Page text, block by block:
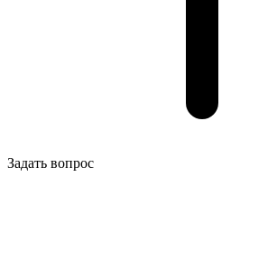
Задать вопрос